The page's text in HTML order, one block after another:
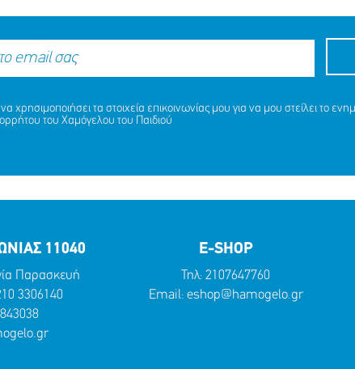
τα στοιχεία επικοινωνίας μου για να μου στείλει το
του Χαμόγελου του Παιδιού
11040
Παρασκευή
3306140
E-SHOP
Τηλ: 2107647760
Email: eshop@hamogelo.gr